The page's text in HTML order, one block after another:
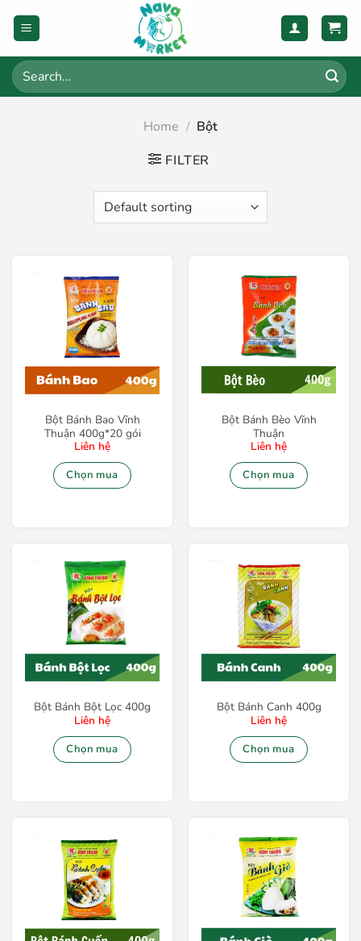
Search
for:
Home / Bột
FILTER
Bột Bánh Bao Vĩnh
Thuận 400g*20 gói
Liên hệ
Chọn mua
Bột Bánh Bèo Vĩnh
Thuận
Liên hệ
Chọn mua
Bột Bánh Bột Lọc 400g
Liên hệ
Chọn mua
Bột Bánh Canh 400g
Liên hệ
Chọn mua